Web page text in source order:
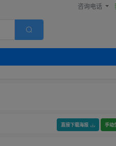
咨询电话
直接下载海报 手动